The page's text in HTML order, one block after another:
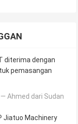
diterima dengan
pemasangan
Ahmed dari Sudan
Jiatuo Machinery